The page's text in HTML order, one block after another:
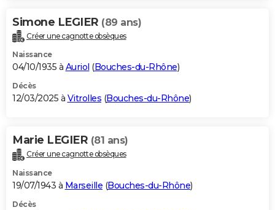
Simone LEGIER (89 ans)
Créer une cagnotte obsèques
Naissance
04/10/1935 à Auriol (Bouches-du-Rhône)
Décès
12/03/2025 à Vitrolles (Bouches-du-Rhône)
Marie LEGIER (81 ans)
Créer une cagnotte obsèques
Naissance
19/07/1943 à Marseille (Bouches-du-Rhône)
Décès